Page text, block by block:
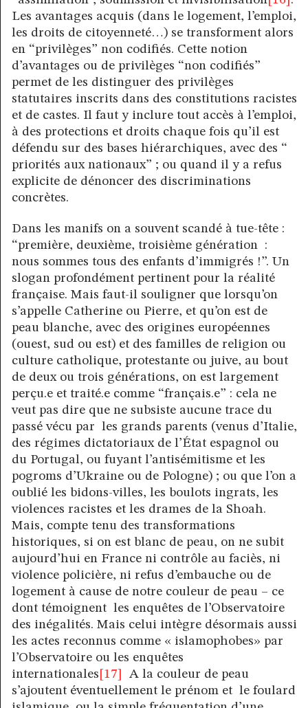
Les avantages acquis (dans le logement, l’emploi,
les droits de citoyenneté…) se transforment alors
en “privilèges” non codifiés. Cette notion
d’avantages ou de privilèges “non codifiés”
permet de les distinguer des privilèges
statutaires inscrits dans des constitutions racistes
et de castes. Il faut y inclure tout accès à l’emploi,
à des protections et droits chaque fois qu’il est
défendu sur des bases hiérarchiques, avec des “
priorités aux nationaux” ; ou quand il y a refus
explicite de dénoncer des discriminations
concrètes.
Dans les manifs on a souvent scandé à tue-tête :
“première, deuxième, troisième génération :
nous sommes tous des enfants d’immigrés !”. Un
slogan profondément pertinent pour la réalité
française. Mais faut-il souligner que lorsqu’on
s’appelle Catherine ou Pierre, et qu’on est de
peau blanche, avec des origines européennes
(ouest, sud ou est) et des familles de religion ou
culture catholique, protestante ou juive, au bout
de deux ou trois générations, on est largement
perçu.e et traité.e comme “français.e” : cela ne
veut pas dire que ne subsiste aucune trace du
passé vécu par les grands parents (venus d’Italie,
des régimes dictatoriaux de l’État espagnol ou
du Portugal, ou fuyant l’antisémitisme et les
pogroms d’Ukraine ou de Pologne) ; ou que l’on a
oublié les bidons-villes, les boulots ingrats, les
violences racistes et les drames de la Shoah.
Mais, compte tenu des transformations
historiques, si on est blanc de peau, on ne subit
aujourd’hui en France ni contrôle au faciès, ni
violence policière, ni refus d’embauche ou de
logement à cause de notre couleur de peau – ce
dont témoignent les enquêtes de l’Observatoire
des inégalités. Mais celui intègre désormais aussi
les actes reconnus comme « islamophobes» par
l’Observatoire ou les enquêtes
internationales[17]
A la couleur de peau
s’ajoutent éventuellement le prénom et le foulard